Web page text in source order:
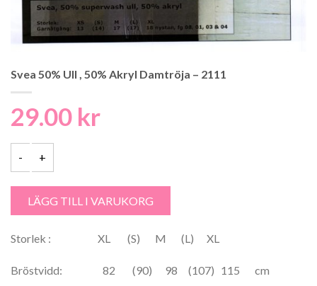
Svea 50% Ull , 50% Akryl Damtröja – 2111
29.00 kr
Svea 50% Ull , 50% Akryl Damtröja - 2111 mängd
LÄGG TILL I VARUKORG
Storlek : XL (S) M (L) XL
Bröstvidd: 82 (90) 98 (107) 115 cm